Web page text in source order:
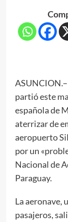
partió este
española de
aterrizar de
aeropuerto
por un
Nacional de
Paraguay.
La aeronave,
pasajeros,